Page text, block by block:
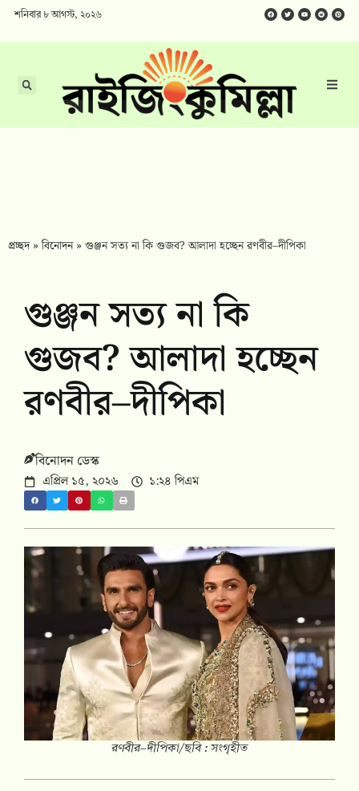
শনিবার ৮ আগস্ট, ২০২৬
প্রচ্ছদ»বিনোদন»গুঞ্জন সত্য না কি গুজব? আলাদা হচ্ছেন রণবীর–দীপিকা
গুঞ্জন সত্য না কি
গুজব? আলাদা হচ্ছেন
রণবীর–দীপিকা
বিনোদন ডেস্ক
এপ্রিল ১৫, ২০২৬ ১:২৪ পিএম
রণবীর–দীপিকা/ছবি : সংগৃহীত